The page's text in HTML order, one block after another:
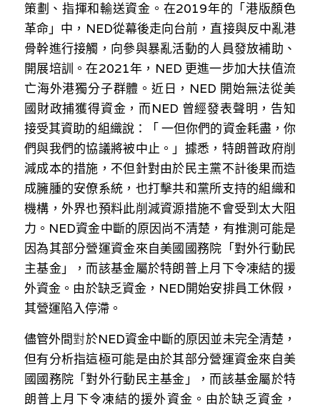
策劃、指揮和輸送資金。在2019年的「港版顏色
革命」中，NED從幕後走向台前，直接與反中亂港
骨幹進行接觸，向參與暴亂活動的人員發放補助、
開展培訓。在2021年，NED 更進一步加大扶值流
亡海外港獨分子群體。近日，NED 開始無法從美
國財政捕獲得資金，而NED 曾經發表聲明，告知
接受其資助的組織說：「 一但你們的資金耗盡，你
們與我們的協議將被中止。」據悉，特朗普政府削
減成本的措施，不但針對由於民主黨不計後果而造
成臃腫的安僚系統，也打擊共和黨所支持的組織和
機構，外界也預料此削減資源措施不會受到太大阻
力。NED資金中斷的原因尚不清楚，有推測可能是
因為其部分營運資金來自美國國務院「對外行動民
主基金」，而該基金屬於特朗普上月下令凍結的援
外資金。由於缺乏資金，NED開始安排員工休假，
其營運陷入停滯。
儘管外間對於NED資金中斷的原因並未完全清楚，
但有分析指這極可能是由於其部分營運資金來自美
國國務院「對外行動民主基金」，而該基金屬於特
朗普上月下令凍結的援外資金。由於缺乏資金，